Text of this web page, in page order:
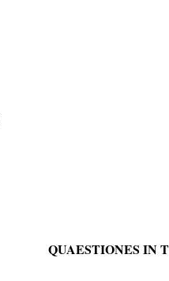
QUAESTIONES IN